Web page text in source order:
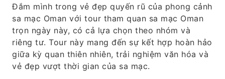
Đắm mình trong vẻ đẹp quyến rũ của phong cảnh
sa mạc Oman với tour tham quan sa mạc Oman
trọn ngày này, có cả lựa chọn theo nhóm và
riêng tư. Tour này mang đến sự kết hợp hoàn hảo
giữa kỳ quan thiên nhiên, trải nghiệm văn hóa và
vẻ đẹp vượt thời gian của sa mạc.